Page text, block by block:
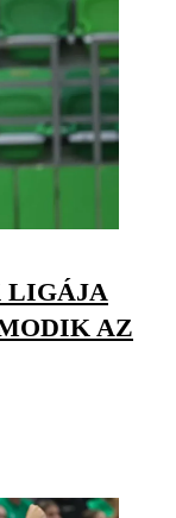
LIGÁJA
AZ